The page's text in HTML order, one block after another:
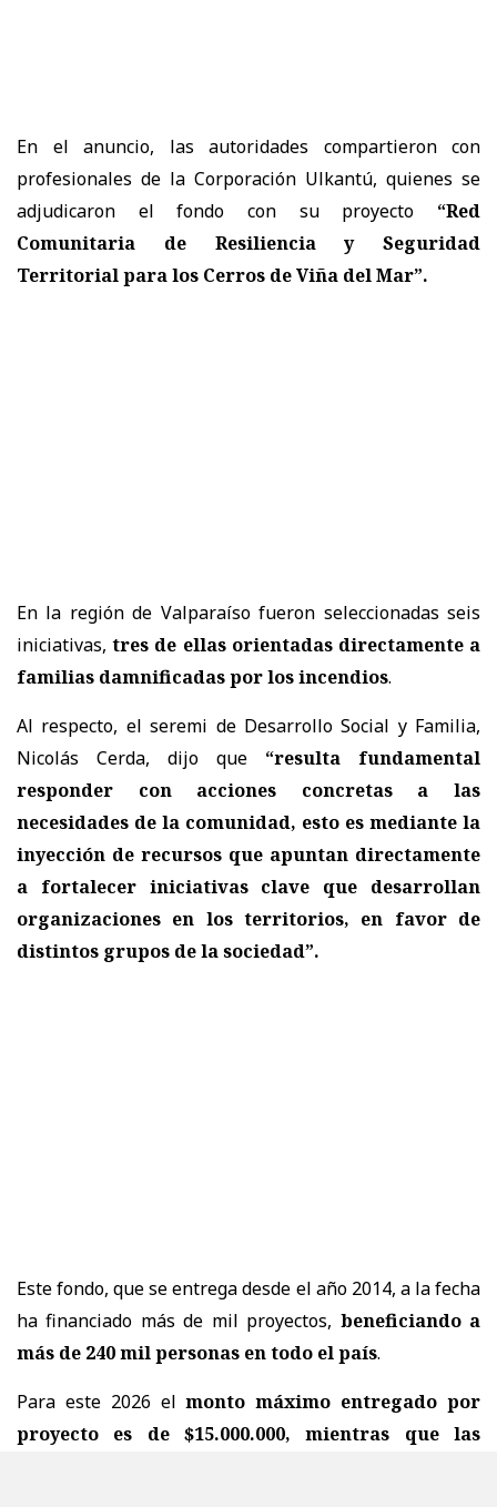
En el anuncio, las autoridades compartieron con
profesionales de la Corporación Ulkantú, quienes se
adjudicaron el fondo con su proyecto “Red
Comunitaria de Resiliencia y Seguridad
Territorial para los Cerros de Viña del Mar”.
En la región de Valparaíso fueron seleccionadas seis
iniciativas,tres de ellas orientadas directamente a
familias damnificadas por los incendios.
Al respecto, el seremi de Desarrollo Social y Familia,
Nicolás Cerda, dijo que “resulta fundamental
responder con acciones concretas a las
necesidades de la comunidad, esto es mediante la
inyección de recursos que apuntan directamente
a fortalecer iniciativas clave que desarrollan
organizaciones en los territorios, en favor de
distintos grupos de la sociedad”.
Este fondo, que se entrega desde el año 2014, a la fecha
ha financiado más de mil proyectos, beneficiando a
más de 240 mil personas en todo el país.
Para este 2026 elmonto máximo entregado por
proyecto es de $15.000.000, mientras que las